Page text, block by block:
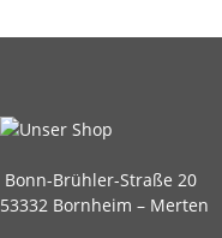
Bonn-Brühler-Straße 20
53332 Bornheim – Merten